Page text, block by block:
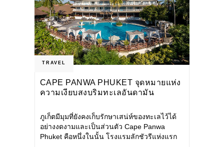
TRAVEL
CAPE PANWA PHUKET จุดหมายแห่ง
ความเงียบสงบริมทะเลอันดามัน
ภูเก็ตมีมุมที่ยังคงเก็บรักษาเสน่ห์ของทะเลไว้ได้
อย่างงดงามและเป็นส่วนตัว Cape Panwa
Phuket คือหนึ่งในนั้น โรงแรมลักชัวรีแห่งแรก